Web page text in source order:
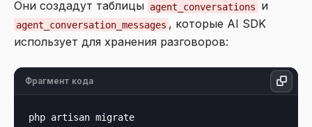
Они создадут таблицы agent_conversations и
agent_conversation_messages , которые AI SDK
использует для хранения разговоров:
Фрагмент кода